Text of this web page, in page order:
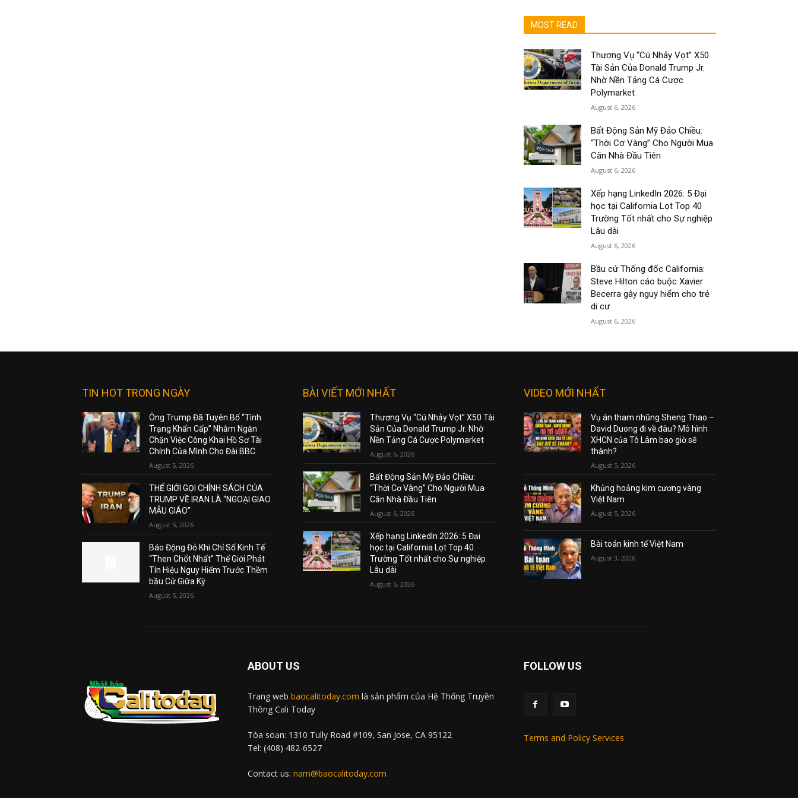
MOST READ
Thương Vụ “Cú Nhảy Vọt” X50
Tài Sản Của Donald Trump Jr.
Nhờ Nền Tảng Cá Cược
Polymarket
August 6, 2026
Bất Động Sản Mỹ Đảo Chiều:
“Thời Cơ Vàng” Cho Người Mua
Căn Nhà Đầu Tiên
August 6, 2026
Xếp hạng LinkedIn 2026: 5 Đại
học tại California Lọt Top 40
Trường Tốt nhất cho Sự nghiệp
Lâu dài
August 6, 2026
Bầu cử Thống đốc California:
Steve Hilton cáo buộc Xavier
Becerra gây nguy hiểm cho trẻ
di cư
August 6, 2026
TIN HOT TRONG NGÀY
Ông Trump Đã Tuyên Bố “Tình
Trạng Khẩn Cấp” Nhằm Ngăn
Chặn Việc Công Khai Hồ Sơ Tài
Chính Của Mình Cho Đài BBC
August 5, 2026
THẾ GIỚI GỌI CHÍNH SÁCH CỦA
TRUMP VỀ IRAN LÀ “NGOẠI GIAO
MẪU GIÁO”
August 5, 2026
Báo Động Đỏ Khi Chỉ Số Kinh Tế
“Then Chốt Nhất” Thế Giới Phát
Tín Hiệu Nguy Hiểm Trước Thềm
bầu Cử Giữa Kỳ
August 5, 2026
BÀI VIẾT MỚI NHẤT
Thương Vụ “Cú Nhảy Vọt” X50 Tài
Sản Của Donald Trump Jr. Nhờ
Nền Tảng Cá Cược Polymarket
August 6, 2026
Bất Động Sản Mỹ Đảo Chiều:
“Thời Cơ Vàng” Cho Người Mua
Căn Nhà Đầu Tiên
August 6, 2026
Xếp hạng LinkedIn 2026: 5 Đại
học tại California Lọt Top 40
Trường Tốt nhất cho Sự nghiệp
Lâu dài
August 6, 2026
VIDEO MỚI NHẤT
Vụ án tham nhũng Sheng Thao –
David Duong đi về đâu? Mô hình
XHCN của Tô Lâm bao giờ sẽ
thành?
August 5, 2026
Khủng hoảng kim cương vàng
Việt Nam
August 5, 2026
Bài toán kinh tế Việt Nam
August 3, 2026
ABOUT US
Trang web baocalitoday.com là sản phẩm của Hệ Thống Truyền
Thông Cali Today
Tòa soạn: 1310 Tully Road #109, San Jose, CA 95122
Tel: (408) 482-6527
Contact us: nam@baocalitoday.com
FOLLOW US
Terms and Policy Services